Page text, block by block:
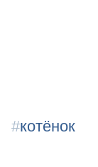
#котёнок